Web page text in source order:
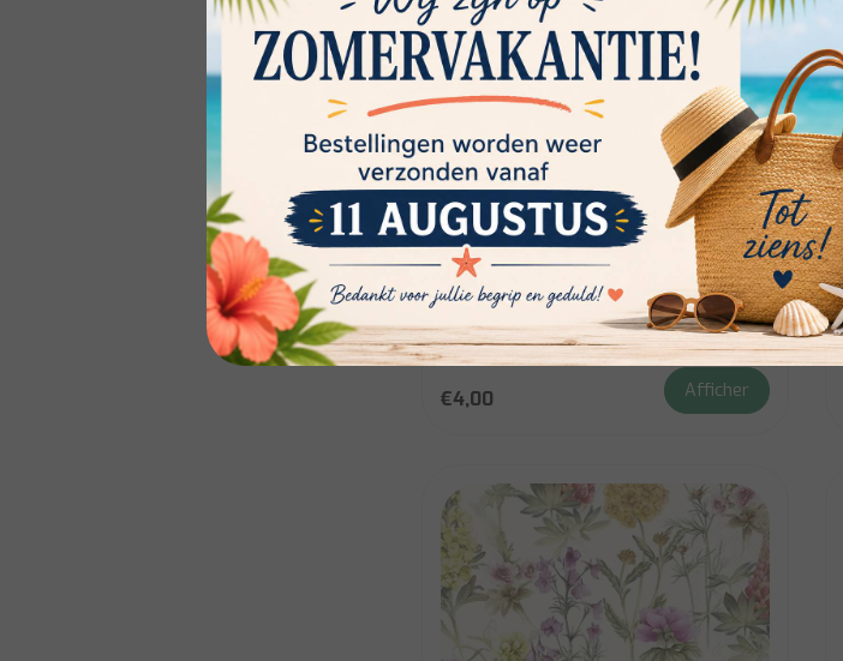
IHR
Serviettes IHR 33x33 cm - FLEUR
DE HOUX bleu
Contactez-nous pour la
disponibilité du stock
€4,00 Afficher